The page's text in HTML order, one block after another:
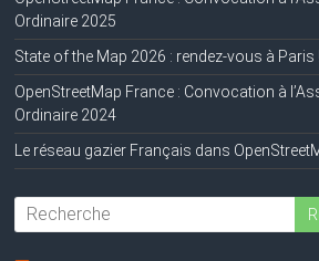
Ordinaire 2025
State of the Map 2026 : rendez-vous à Paris !
OpenStreetMap France : Convocation à
Ordinaire 2024
Le réseau gazier Français dans